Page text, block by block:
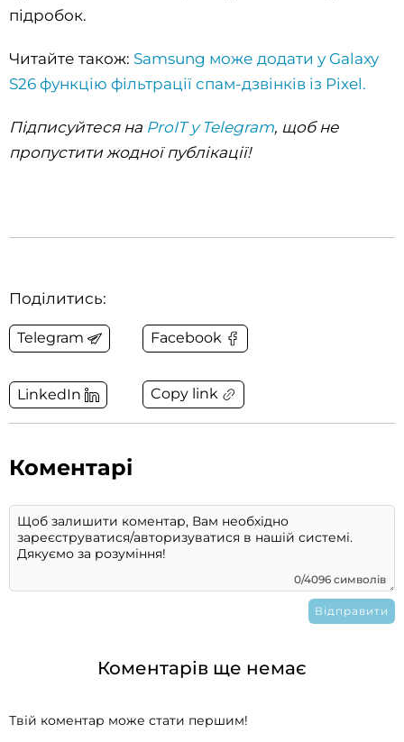
підробок.
Читайте також: Samsung може додати у Galaxy
S26 функцію фільтрації спам-дзвінків із Pixel.
Підписуйтеся на ProIT у Telegram, щоб не
пропустити жодної публікації!
Поділитись:
Telegram Facebook
LinkedIn Copy link
Коментарі
0/4096 символів
Коментарів ще немає
Твій коментар може стати першим!